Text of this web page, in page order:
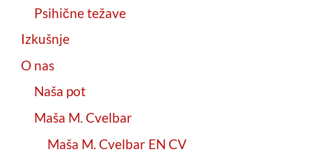
Psihične težave
Izkušnje
O nas
Naša pot
Maša M. Cvelbar
Maša M. Cvelbar EN CV